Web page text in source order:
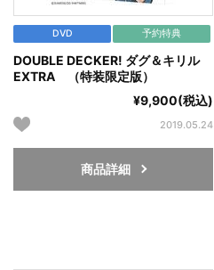
DVD 予約特典
DOUBLE DECKER! ダグ＆キリル
EXTRA （特装限定版）
¥9,900(税込)
2019.05.24
商品詳細